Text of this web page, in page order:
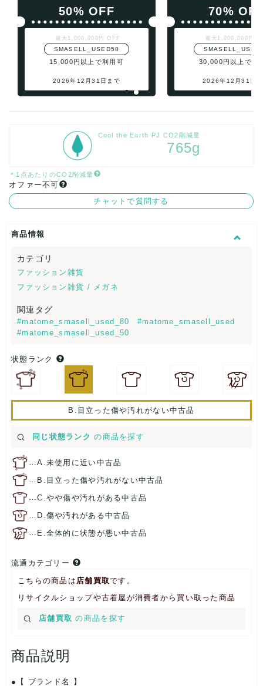
50% OFF
最大1,000,000円 OFF
SMASELL_USED50
15,000円以上で利用可
2026年12月31日まで
70%
最大1,000,000円
30,000円以上で利
2026年12月31日
Cool the Earth PJ CO2削減量
765g
＊1点あたりのCO2削減量
オファー不可
チャットで質問する
商品情報
カテゴリ
ファッション雑貨
ファッション雑貨 / メガネ
関連タグ
#matome_smasell_used_80
#matome_smasell_used
#matome_smasell_used_50
状態ランク
B.目立った傷や汚れがない中古品
同じ状態ランク の商品を探す
…A.未使用に近い中古品
… B.目立った傷や汚れがない中古品
…C.やや傷や汚れがある中古品
… D.傷や汚れがある中古品
… E.全体的に状態が悪い中古品
流通カテゴリー
こちらの商品は 店舗買取です。
リサイクルショップや古着屋が消費者から買い取った商品
店舗買取 の商品を探す
商品説明
【 ブランド名 】